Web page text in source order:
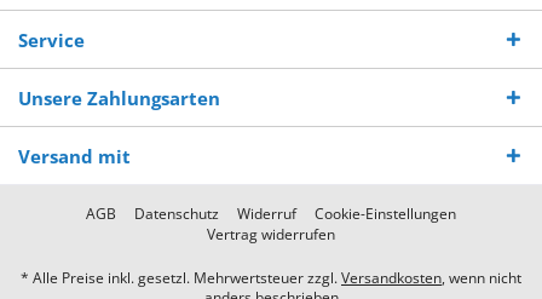
Service
Unsere Zahlungsarten
Versand mit
AGB Datenschutz Widerruf
Cookie-Einstellungen
Vertrag widerrufen
* Alle Preise inkl. gesetzl. Mehrwertsteuer zzgl.Versandkosten, wenn nicht